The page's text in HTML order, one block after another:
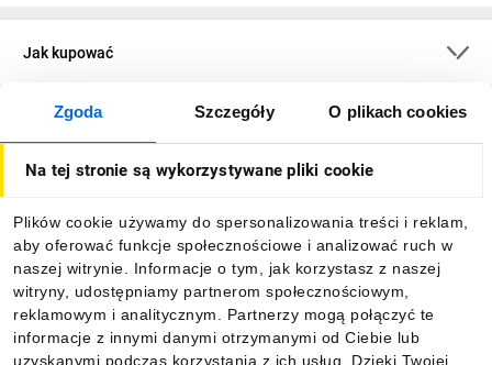
Zgoda Szczegóły O plikach cookies
Na tej stronie są wykorzystywane pliki cookie
Plików cookie używamy do spersonalizowania treści i reklam,
aby oferować funkcje społecznościowe i analizować ruch w
naszej witrynie. Informacje o tym, jak korzystasz z naszej
witryny, udostępniamy partnerom społecznościowym,
reklamowym i analitycznym. Partnerzy mogą połączyć te
informacje z innymi danymi otrzymanymi od Ciebie lub
uzyskanymi podczas korzystania z ich usług. Dzięki Twojej
Jak kupować
O firmie
Informacje
Pobierz naszą aplikację mobilną: